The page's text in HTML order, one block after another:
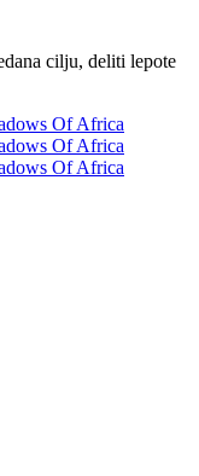
cilju, deliti lepote